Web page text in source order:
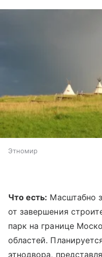
Этномир
Что есть: Масштабно
от завершения
парк на границе
областей.
этнодвора,